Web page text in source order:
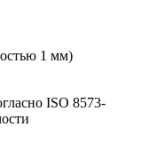
1 мм)
ISO 8573-